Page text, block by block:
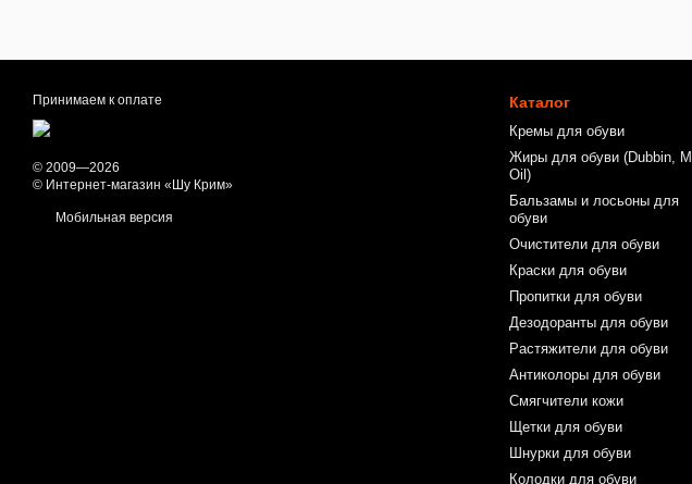
Принимаем к оплате
© 2009—2026
© Интернет-магазин «Шу Крим»
Мобильная версия
Каталог
Кремы для обуви
Жиры для обуви (Dubbin,
Oil)
Бальзамы и лосьоны для
обуви
Очистители для обуви
Краски для обуви
Пропитки для обуви
Дезодоранты для обуви
Растяжители для обуви
Антиколоры для обуви
Смягчители кожи
Щетки для обуви
Шнурки для обуви
Колодки для обуви